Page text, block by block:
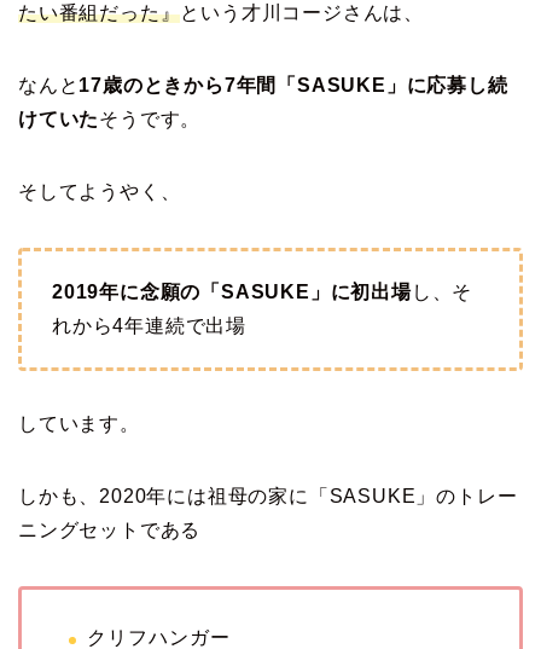
たい番組だった』という才川コージさんは、
なんと 17歳のときから7年間「SASUKE」に応募し続
けていたそうです。
そしてようやく、
2019年に念願の「SASUKE」に初出場し、そ
れから4年連続で出場
しています。
しかも、2020年には祖母の家に「SASUKE」のトレー
ニングセットである
クリフハンガー